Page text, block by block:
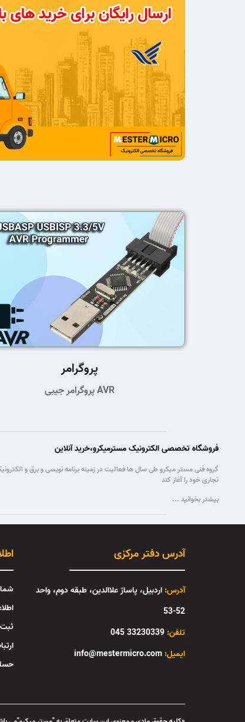
پروگرامر
پروگرامر جیبی AVR
فروشگاه تخصصی الکترونیک مسترمیکرو،خرید آنلاین
تجاری خود را آغاز کند
بیشتر بخوانید ...
آدرس دفتر مرکزی
آدرس: اردبیل، پاساژ علاالدین، طبقه دوم، واحد
52-53
تلفن: 33230339 045
info@mestermicro.com :ایمیل